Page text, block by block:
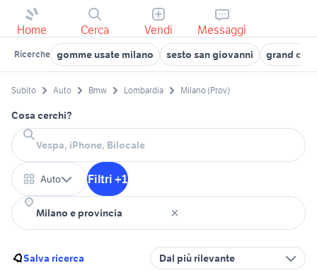
Home Cerca Vendi Messaggi
Ricerche gomme usate milano sesto san giovanni grand
Subito Auto Bmw Lombardia Milano (Prov)
Cosa cerchi?
Auto Filtri +1
Salva ricerca Dal più rilevante